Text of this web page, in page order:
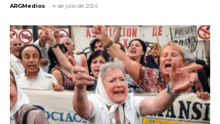
ARGMedios - 4 de julio de 2024